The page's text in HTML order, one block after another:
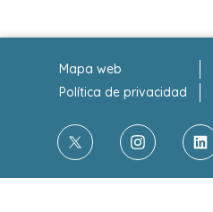
Mapa web
Política de privacidad